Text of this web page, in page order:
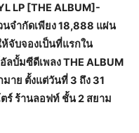
LP [THE ALBUM]-
นจำกัดเพียง 18,888 แผ่น
จับจองเป็นที่แรกใน
ลบั้มซีดีเพลง THE ALBUM
าย ตั้งแต่วันที่ 3 ถึง 31
ร์ ร้านลอฟท์ ชั้น 2 สยาม